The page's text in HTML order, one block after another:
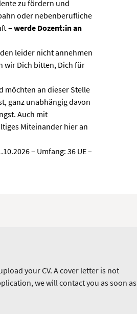
zu fördern und
oder nebenberufliche
– werde Dozent:in an
leider nicht annehmen
wir Dich bitten, Dich für
möchten an dieser Stelle
ganz unabhängig davon
Auch mit
Miteinander hier an
– Umfang: 36 UE –
your CV. A cover letter is not
we will contact you as soon as